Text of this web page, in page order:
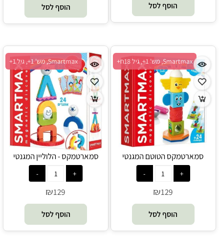
הוסף לסל הוסף לסל
Smartmax, מש' 1+, גיל 18ח+
סמארטמקס הטוטם המגנטי
הראשון שלי FOXMIND -
Smartmax
₪129
הוסף לסל
Smartmax, מש' 1+, גיל 1+
סמארטמקס - הלוליין המגנטי
הראשון שלי FOXMIND -
Smaertmax
₪129
הוסף לסל